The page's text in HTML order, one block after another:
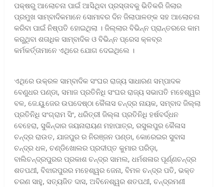
ପକ୍ଷରୁ ଆଲୋଚନା ପାଇଁ ଆସିଥିବା ପ୍ରସ୍ତାବକୁ ଭିତିକରି ଜିଲାର
ପ୍ରମୁଖ ସାମ୍ବାଦିକମାନେ ସୋମାବର ଦିନ ଜିଲାପାଳଙ୍କ ସହ ଆଲୋଚନା
କରିବା ପାଇଁ ନିଷ୍ପତି ହୋଇଥିଲା । ଜିଲ୍ଲାର ବିଭିନ୍ନ ପ୍ରାନ୍ତରରେ କାମ
କରୁଥିବା ଶତାଧିକ ସାମ୍ବାଦିକ ଓ ବିଭିନ୍ନ ପ୍ରେସ କ୍ଳବ୍ର
କର୍ମକର୍ତ୍ତାମାନେ ଏଥିରେ ଯୋଗ ଦେଇଥିଲେ ।
ଏଥିରେ ଉକ୍ରଳ ସାମ୍ବାଦିକ ସଂଘର ରାଜ୍ୟ ସାଧାରଣ ସମ୍ପାଦକ
ବେଣୁଧର ପଣ୍ଡା, ସମାଜ ପ୍ରତିନିଧି ସଂଘର ରାଜ୍ୟ ସଭାପତି ମହେଶ୍ୱର
ବଳ, ଜେ.ୟୁ.ଜେର ଉପଦେଷ୍ଠା କୈଳାସ ଚନ୍ଦ୍ର ନାୟକ, ସମ୍ବାଦ ଜିଲ୍ଲା
ପ୍ରତିନିଧି ସଂଗ୍ରାମ ସିଂ, ଧରିତ୍ରୀ ଜିଲ୍ଳା ପ୍ରତିନିଧି ହର୍ଷବର୍ଦ୍ଧନ
ବେହେରା, ସୁକିନ୍ଦାର ଜୟନାରାୟଣ ମହାପାତ୍ର, ରସୁଲପୁର କୈଳାସ
ଚନ୍ଦ୍ର ରାଉତ, ଯାଜପୁର ର ନିରଞ୍ଜନ ପଣ୍ଡା, କୋରେଇର ସୁବାସ
ଚନ୍ଦ୍ର ଧଳ, ଚଣ୍ଡିଖୋଲର ପ୍ରଦୀପ୍ତ କୁମାର ପରିଡ଼ା,
ବାଲିଚନ୍ଦ୍ରପୁରର ପ୍ରକାଶ ଚନ୍ଦ୍ର ସାମଲ, ଧର୍ମଶଳାର ପୂର୍ଣ୍ଣଚନ୍ଦ୍ର
ଶତପଥୀ, ବିଝାରପୁରର ମହେଶ୍ୱର ଜେନା, ବିମଳ ଚନ୍ଦ୍ର ପତି, ଭକ୍ତ
ଚରଣ ସାହୁ, ସତ୍ୟଜିତ ଦାସ, ଅବିନେଶ୍ୱର ଶତପଥୀ, ଚନ୍ଦ୍ରମଣୀ